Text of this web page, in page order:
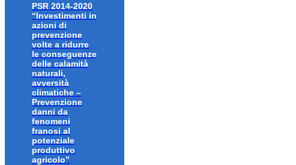
PSR 2014-2020
“Investimenti in
azioni di
prevenzione
volte a ridurre
le conseguenze
delle calamità
naturali,
avversità
climatiche –
Prevenzione
danni da
fenomeni
franosi al
potenziale
produttivo
agricolo”